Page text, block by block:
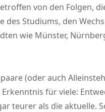
von den Folgen,
des Studiums, den
wie Münster,
(oder auch
für viele:
teurer als die aktuelle.